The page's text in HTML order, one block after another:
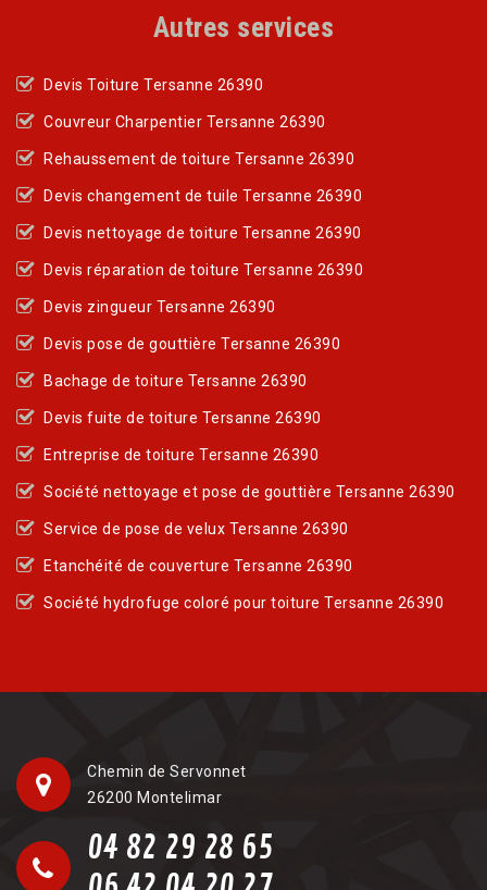
Autres services
Devis Toiture Tersanne 26390
Couvreur Charpentier Tersanne 26390
Rehaussement de toiture Tersanne 26390
Devis changement de tuile Tersanne 26390
Devis nettoyage de toiture Tersanne 26390
Devis réparation de toiture Tersanne 26390
Devis zingueur Tersanne 26390
Devis pose de gouttière Tersanne 26390
Bachage de toiture Tersanne 26390
Devis fuite de toiture Tersanne 26390
Entreprise de toiture Tersanne 26390
Société nettoyage et pose de gouttière Tersanne 26390
Service de pose de velux Tersanne 26390
Etanchéité de couverture Tersanne 26390
Société hydrofuge coloré pour toiture Tersanne 26390
Chemin de Servonnet
26200 Montelimar
04 82 29 28 65